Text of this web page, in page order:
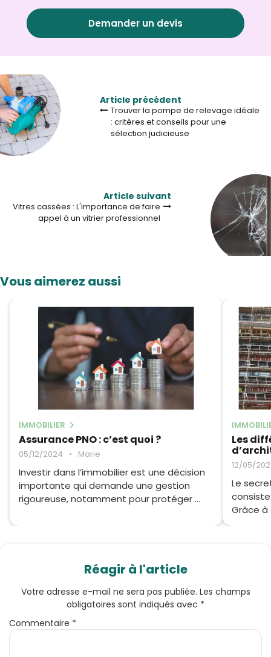
Demander un devis
Article précédent
Trouver la pompe de relevage idéale
: critères et conseils pour une
sélection judicieuse
Article suivant
Vitres cassées : L'importance de faire
appel à un vitrier professionnel
Vous aimerez aussi
IMMOBILIER
Assurance PNO : c’est quoi ?
05/12/2024 • Marie
Investir dans l’immobilier est une décision
importante qui demande une gestion
rigoureuse, notamment pour protéger ...
Les
12/05/
Le
Grâce à
Réagir à l'article
Votre adresse e-mail ne sera pas publiée. Les champs
obligatoires sont indiqués avec *
Commentaire *